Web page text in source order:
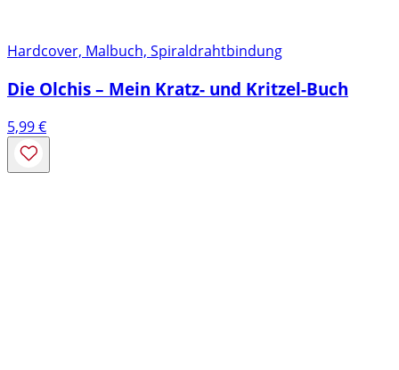
Hardcover, Malbuch, Spiraldrahtbindung
Die Olchis – Mein Kratz- und Kritzel-Buch
5,99€